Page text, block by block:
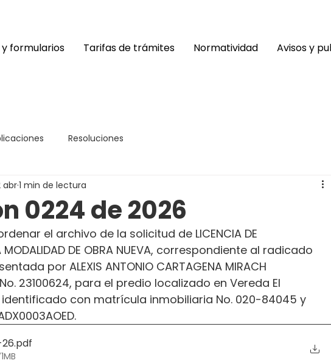
formularios Tarifas de trámites Normatividad Avisos y
Resoluciones
0224 de 2026
abr1 min de lectura
el archivo de la solicitud de LICENCIA DE
MODALIDAD DE OBRA NUEVA, correspondiente al radicado
por ALEXIS ANTONIO CARTAGENA MIRACH
23100624, para el predio localizado en Vereda El
identificado con matrícula inmobiliaria No. 020-84045 y
.pdf